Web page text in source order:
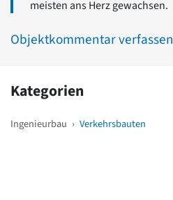
meisten ans Herz gewachsen.
Objektkommentar verfassen
Kategorien
Ingenieurbau › Verkehrsbauten